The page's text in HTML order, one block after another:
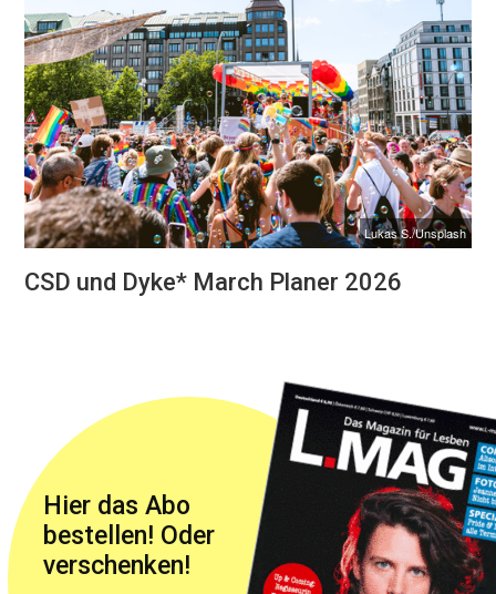
Lukas S./Unsplash
CSD und Dyke* March Planer 2026
Hier das Abo
bestellen! Oder
verschenken!